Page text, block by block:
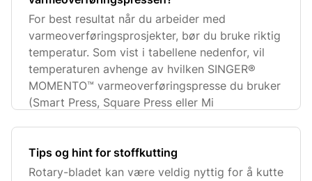
For best resultat når du arbeider med
varmeoverføringsprosjekter, bør du bruke riktig
temperatur. Som vist i tabellene nedenfor, vil
temperaturen avhenge av hvilken SINGER®
MOMENTO™ varmeoverføringspresse du bruker
(Smart Press, Square Press eller Mi
Tips og hint for stoffkutting
Rotary-bladet kan være veldig nyttig for å kutte